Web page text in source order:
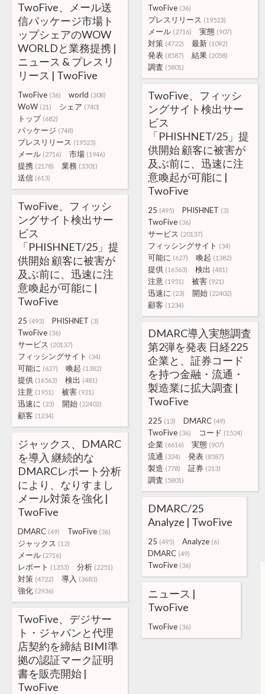
TwoFive (36)
プレスリリース (19523)
メール (2716) 実態 (907)
対策 (4722) 最新 (1092)
発表 (8587) 結果 (2058)
調査 (5801)
TwoFive、メール送
信パッケージ市場ト
ップシェアのWOW
WORLDと業務提携 |
ニュース & プレスリ
リース | TwoFive
TwoFive (36) world (308)
WoW (21) シェア (740)
トップ (682)
パッケージ (748)
プレスリリース (19523)
メール (2716) 市場 (1946)
提携 (2178) 業務 (3301)
送信 (613)
TwoFive、フィッシ
ングサイト検出サー
ビス
「PHISHNET/25」提
供開始 顧客に被害が
及ぶ前に、迅速に注
意喚起が可能に |
TwoFive
25 (495) PHISHNET (3)
TwoFive (36)
サービス (20137)
フィッシングサイト (34)
可能に (627) 喚起 (1382)
提供 (16563) 検出 (481)
注意 (1951) 被害 (921)
迅速に (23) 開始 (22402)
顧客 (1234)
TwoFive、フィッシ
ングサイト検出サー
ビス
「PHISHNET/25」提
供開始 顧客に被害が
及ぶ前に、迅速に注
意喚起が可能に |
TwoFive
25 (495) PHISHNET (3)
TwoFive (36)
サービス (20137)
フィッシングサイト (34)
可能に (627) 喚起 (1382)
提供 (16563) 検出 (481)
注意 (1951) 被害 (921)
迅速に (23) 開始 (22402)
顧客 (1234)
DMARC導⼊実態調査
第2弾を発表 ⽇経225
企業と、証券コード
を持つ⾦融・流通・
製造業に拡⼤調査 |
TwoFive
225 (13) DMARC (49)
TwoFive (36) コード (1524)
企業 (6616) 実態 (907)
流通 (324) 発表 (8587)
製造 (778) 証券 (213)
調査 (5801)
ジャックス、DMARC
を導入 継続的な
DMARCレポート分析
により、なりすまし
メール対策を強化 |
TwoFive
DMARC (49) TwoFive (36)
ジャックス (12)
メール (2716)
レポート (1353) 分析 (2251)
対策 (4722) 導入 (3683)
強化 (2936)
DMARC/25
Analyze | TwoFive
25 (495) Analyze (6)
DMARC (49)
TwoFive (36)
TwoFive、デジサー
ト・ジャパンと代理
店契約を締結 BIMI準
拠の認証マーク証明
書を販売開始 |
TwoFive
ニュース |
TwoFive
TwoFive (36)